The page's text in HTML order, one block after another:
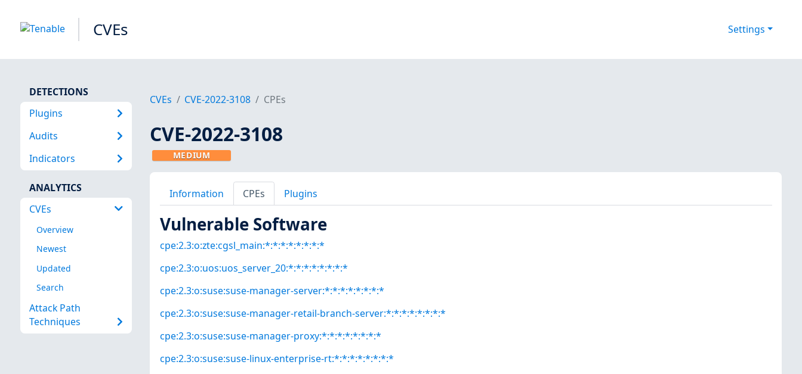
CVEs Settings
DETECTIONS
Plugins
Audits
Indicators
ANALYTICS
CVEs
Overview
Newest
Updated
Search
Attack Path
Techniques
CVEs CVE-2022-3108 CPEs
CVE-2022-3108
MEDIUM
Information CPEs Plugins
Vulnerable Software
cpe:2.3:o:zte:cgsl_main:*:*:*:*:*:*:*:*
cpe:2.3:o:uos:uos_server_20:*:*:*:*:*:*:*:*
cpe:2.3:o:suse:suse-manager-server:*:*:*:*:*:*:*:*
cpe:2.3:o:suse:suse-manager-retail-branch-server:*:*:*:*:*:*:*:*
cpe:2.3:o:suse:suse-manager-proxy:*:*:*:*:*:*:*:*
cpe:2.3:o:suse:suse-linux-enterprise-rt:*:*:*:*:*:*:*:*